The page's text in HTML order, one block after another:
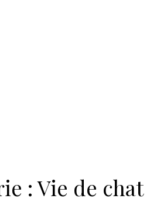
:Vie de chat